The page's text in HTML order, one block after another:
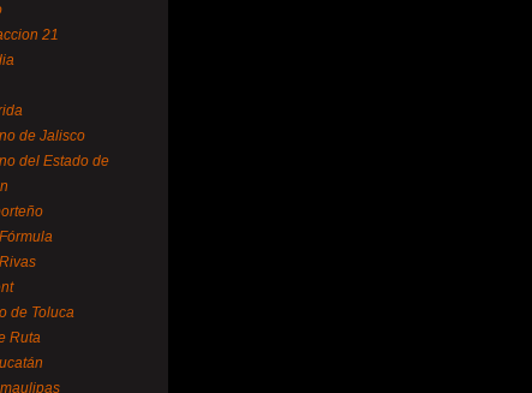
21
de Jalisco
del Estado de
de Toluca
Ruta